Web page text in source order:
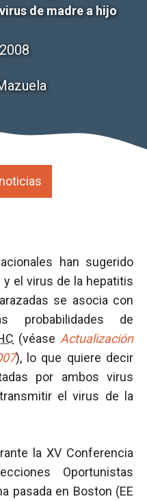
de madre a hijo
han sugerido
y el virus de la hepatitis
se asocia con
probabilidades de
(véase Actualización
), lo que quiere decir
por ambos virus
el virus de la
la XV Conferencia
Oportunistas
pasada en Boston (EE